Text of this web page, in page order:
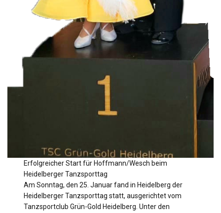
Erfolgreicher Start für Hoffmann/Wesch beim
Heidelberger Tanzsporttag
Am Sonntag, den 25. Januar fand in Heidelberg der
Heidelberger Tanzsporttag statt, ausgerichtet vom
Tanzsportclub Grün-Gold Heidelberg. Unter den